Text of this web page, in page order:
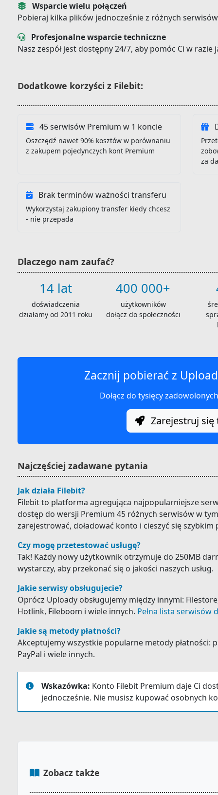
Wsparcie wielu połączeń
Pobieraj kilka plików jednocześnie z różnych
Profesjonalne wsparcie techniczne
Nasz zespół jest dostępny 24/7, aby pomóc Ci w
Dodatkowe korzyści z Filebit:
45 serwisów Premium w 1 koncie
Oszczędź nawet 90% kosztów w porównaniu
z zakupem pojedynczych kont Premium
za
Brak terminów ważności transferu
Wykorzystaj zakupiony transfer kiedy chcesz
- nie przepada
Dlaczego nam zaufać?
14 lat
doświadczenia
działamy od 2011 roku
400 000+
użytkowników
dołącz do społeczności
Zacznij pobierać z
Dołącz do tysięcy
Zarejestruj się
Najczęściej zadawane pytania
Jak działa Filebit?
Filebit to platforma agregująca najpopularniejsze
dostęp do wersji Premium 45 różnych serwisów w
zarejestrować, doładować konto i cieszyć się szybkim
Czy mogę przetestować usługę?
Tak! Każdy nowy użytkownik otrzymuje do 250MB
wystarczy, aby przekonać się o jakości naszych usług.
Jakie serwisy obsługujecie?
Oprócz Uploady obsługujemy między innymi:
Hotlink, Fileboom i wiele innych. Pełna lista serwisów
Jakie są metody płatności?
Akceptujemy wszystkie popularne metody płatności:
PayPal i wiele innych.
Wskazówka: Konto Filebit Premium daje Ci
jednocześnie. Nie musisz kupować osobnych
Zobacz także